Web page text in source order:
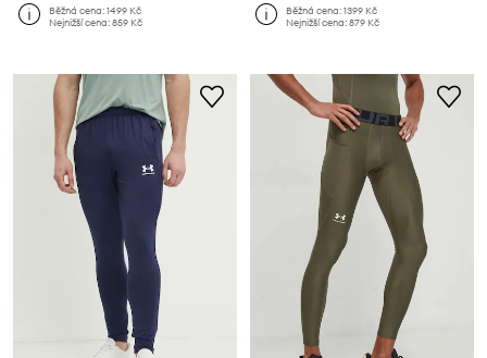
Běžná cena:1499 Kč
Nejnižší cena:859 Kč
Běžná cena:1399 Kč
Nejnižší cena:879 Kč